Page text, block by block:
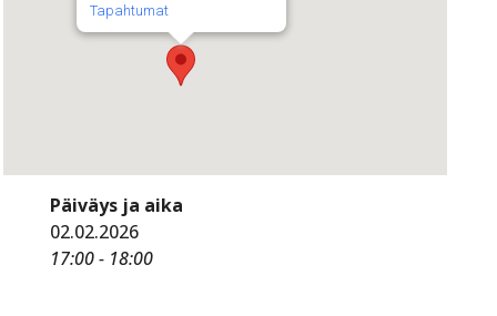
Tapahtumat
Päiväys ja aika
02.02.2026
17:00 - 18:00